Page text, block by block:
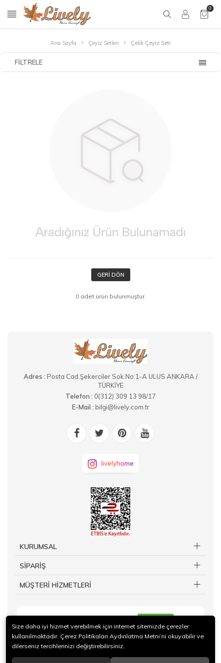
0
Ana Sayfa Çeyiz Setleri Çelik Çeyiz Seti
FILTRELE
GERI DÖN
0 adet ürün bulunmuştur.
Adres : Posta Cad.Şekerciler Sok.No:1-A ULUS ANKARA /
TÜRKİYE
Telefon : 0(312) 309 13 98/17
E-Mail : bilgi@lively.com.tr
livelyhome
KURUMSAL
SİPARİŞ
MÜŞTERİ HİZMETLERİ
Size daha iyi hizmet verebilmek için internet sitemizde çerezler
kullanılmaktadır. Çerez Politikaları Aydınlatma Metni’ni okuyabilir ve
dilerseniz tercihlerinizi değiştirebilirsiniz.